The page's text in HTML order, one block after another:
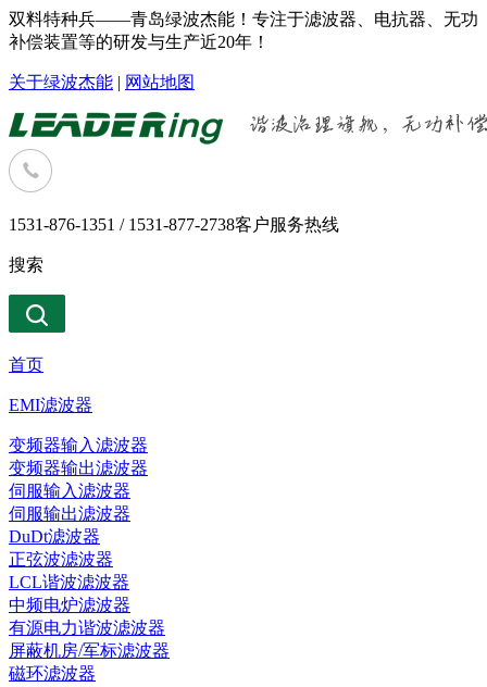
双料特种兵——青岛绿波杰能！专注于滤波器、电抗器、无功
补偿装置等的研发与生产近20年！
关于绿波杰能 | 网站地图
1531-876-1351 / 1531-877-2738客户服务热线
搜索
首页
EMI滤波器
变频器输入滤波器
变频器输出滤波器
伺服输入滤波器
伺服输出滤波器
DuDt滤波器
正弦波滤波器
LCL谐波滤波器
中频电炉滤波器
有源电力谐波滤波器
屏蔽机房/军标滤波器
磁环滤波器